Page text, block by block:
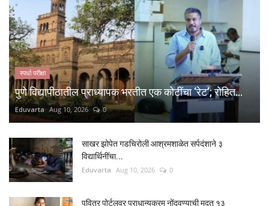
स्पर्धा परीक्षा
पुणे विद्यापीठातील प्राध्यापक भरतीत एक कोटींचा ‘रेट’; रोहित...
Eduvarta Aug 10, 2026 0
साखर झोपेत गडचिरोली आश्रमशाळेत सर्पदंशाने ३
विद्यार्थिनींचा...
Eduvarta Aug 10, 2026 0
पवित्र पोर्टलवर प्राधान्यक्रम नोंदवण्याची मुदत १३